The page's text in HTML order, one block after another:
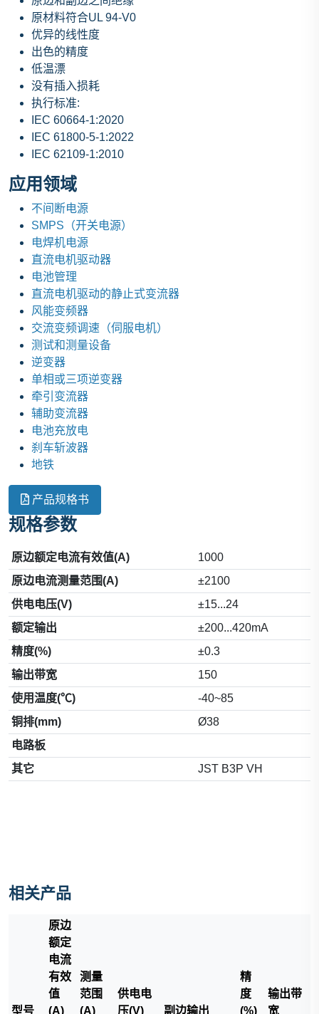
原材料符合UL 94-V0
优异的线性度
出色的精度
低温漂
没有插入损耗
执行标准:
IEC 60664-1:2020
IEC 61800-5-1:2022
IEC 62109-1:2010
应用领域
不间断电源
SMPS（开关电源）
电焊机电源
直流电机驱动器
电池管理
直流电机驱动的静止式变流器
风能变频器
交流变频调速（伺服电机）
测试和测量设备
逆变器
单相或三项逆变器
牵引变流器
辅助变流器
电池充放电
刹车斩波器
地铁
产品规格书
规格参数
原边额定电流有效值(A)
1000
原边电流测量范围(A)
±2100
供电电压(V)
±15...24
额定输出
±200...420mA
精度(%)
±0.3
输出带宽
150
使用温度(℃)
-40~85
铜排(mm)
Ø38
电路板
其它
JST B3P VH
相关产品
型号
原边
额定
电流
有效
值
(A)
测量
范围
(A)
供电电
压(V)
副边输出
精
度
(%)
输出带
宽